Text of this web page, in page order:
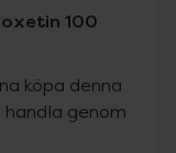
100
köpa denna
handla genom